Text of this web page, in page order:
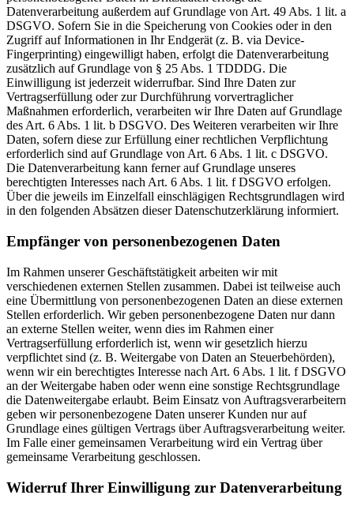
Datenverarbeitung außerdem auf Grundlage von Art. 49 Abs. 1 lit. a
DSGVO. Sofern Sie in die Speicherung von Cookies oder in den
Zugriff auf Informationen in Ihr Endgerät (z. B. via Device-
Fingerprinting) eingewilligt haben, erfolgt die Datenverarbeitung
zusätzlich auf Grundlage von § 25 Abs. 1 TDDDG. Die
Einwilligung ist jederzeit widerrufbar. Sind Ihre Daten zur
Vertragserfüllung oder zur Durchführung vorvertraglicher
Maßnahmen erforderlich, verarbeiten wir Ihre Daten auf Grundlage
des Art. 6 Abs. 1 lit. b DSGVO. Des Weiteren verarbeiten wir Ihre
Daten, sofern diese zur Erfüllung einer rechtlichen Verpflichtung
erforderlich sind auf Grundlage von Art. 6 Abs. 1 lit. c DSGVO.
Die Datenverarbeitung kann ferner auf Grundlage unseres
berechtigten Interesses nach Art. 6 Abs. 1 lit. f DSGVO erfolgen.
Über die jeweils im Einzelfall einschlägigen Rechtsgrundlagen wird
in den folgenden Absätzen dieser Datenschutzerklärung informiert.
Empfänger von personenbezogenen Daten
Im Rahmen unserer Geschäftstätigkeit arbeiten wir mit
verschiedenen externen Stellen zusammen. Dabei ist teilweise auch
eine Übermittlung von personenbezogenen Daten an diese externen
Stellen erforderlich. Wir geben personenbezogene Daten nur dann
an externe Stellen weiter, wenn dies im Rahmen einer
Vertragserfüllung erforderlich ist, wenn wir gesetzlich hierzu
verpflichtet sind (z. B. Weitergabe von Daten an Steuerbehörden),
wenn wir ein berechtigtes Interesse nach Art. 6 Abs. 1 lit. f DSGVO
an der Weitergabe haben oder wenn eine sonstige Rechtsgrundlage
die Datenweitergabe erlaubt. Beim Einsatz von Auftragsverarbeitern
geben wir personenbezogene Daten unserer Kunden nur auf
Grundlage eines gültigen Vertrags über Auftragsverarbeitung weiter.
Im Falle einer gemeinsamen Verarbeitung wird ein Vertrag über
gemeinsame Verarbeitung geschlossen.
Widerruf Ihrer Einwilligung zur Datenverarbeitung